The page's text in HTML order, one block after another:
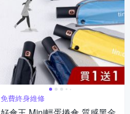
免費終身維修